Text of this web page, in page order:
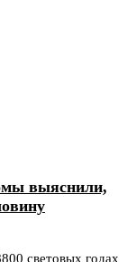
выяснили,
световых годах